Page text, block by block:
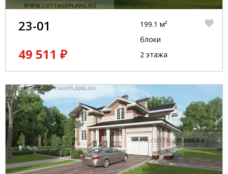
23-01
49 511 ₽
199.1 м²
блоки
2 этажа